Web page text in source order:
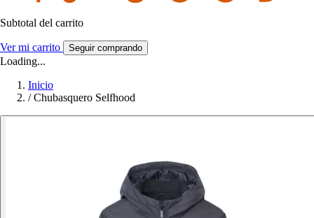
Subtotal del carrito
Ver mi carrito Seguir comprando
Loading...
Inicio
/ Chubasquero Selfhood